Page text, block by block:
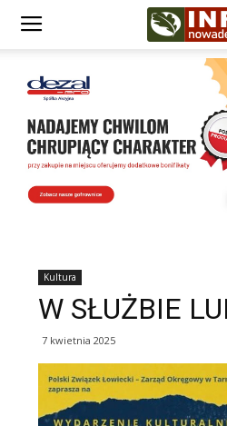
Kultura
W SŁUŻBIE
7 kwietnia 2025